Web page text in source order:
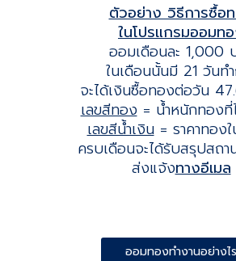
ตัวอย่าง วิธีการซื้อ
ในโปรแกรมออมท
ออมเดือนละ 1,000
ในเดือนนั้นมี 21 วันท
จะได้เงินซื้อทองต่อวัน
เลขสีทอง = น้ำหนักทอง
เลขสีน้ำเงิน= ราคาทอง
ครบเดือนจะได้รับสรุปสถา
ส่งแจ้งทางอีเมล
ออมทองทำงานอย่างไร